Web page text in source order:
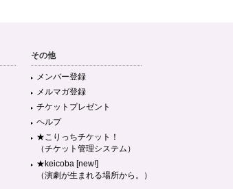
その他
メンバー登録
メルマガ登録
チケットプレゼント
ヘルプ
★こりっちチケット！
（チケット管理システム）
★keicoba [new!]
（演劇が生まれる場所から。）